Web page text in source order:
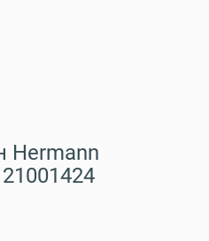
Hermann